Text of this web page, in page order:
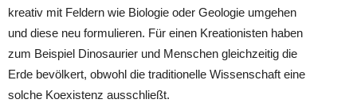
kreativ mit Feldern wie Biologie oder Geologie umgehen
und diese neu formulieren. Für einen Kreationisten haben
zum Beispiel Dinosaurier und Menschen gleichzeitig die
Erde bevölkert, obwohl die traditionelle Wissenschaft eine
solche Koexistenz ausschließt.